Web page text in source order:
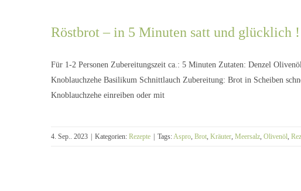
Röstbrot – in 5 Minuten satt und glücklich !
Für 1-2 Personen Zubereitungszeit ca.: 5 Minuten Zutaten: Denzel
Knoblauchzehe Basilikum Schnittlauch Zubereitung: Brot in Scheiben
Knoblauchzehe einreiben oder mit
4. Sep.. 2023 Kategorien: Rezepte Tags:Aspro, Brot, Kräuter, Meersalz, Olivenöl,